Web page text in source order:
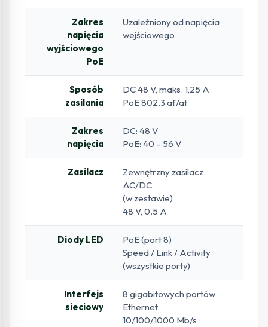
Zakres
napięcia
wyjściowego
PoE
Uzależniony od napięcia
wejściowego
Sposób
zasilania
DC 48 V, maks. 1,25 A
PoE 802.3 af/at
Zakres
napięcia
DC: 48 V
PoE: 40 – 56 V
Zasilacz
Zewnętrzny zasilacz
AC/DC
(w zestawie)
48 V, 0.5 A
Diody LED
PoE (port 8)
Speed / Link / Activity
(wszystkie porty)
Interfejs
sieciowy
8 gigabitowych portów
Ethernet
10/100/1000 Mb/s